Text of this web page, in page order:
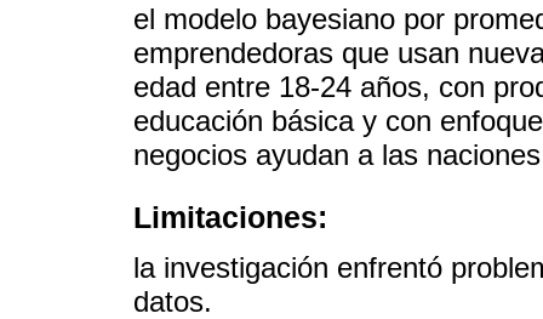
el modelo bayesiano por
emprendedoras que usan
edad entre 18-24 años, con
educación básica y con
negocios ayudan a las
Limitaciones:
la investigación enfrentó
datos.